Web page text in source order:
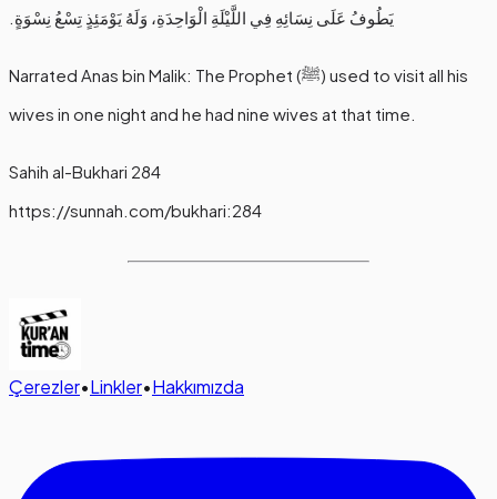
يَطُوفُ عَلَى نِسَائِهِ فِي اللَّيْلَةِ الْوَاحِدَةِ، وَلَهُ يَوْمَئِذٍ تِسْعُ نِسْوَةٍ‏.‏
Narrated Anas bin Malik: The Prophet (ﷺ) used to visit all his
wives in one night and he had nine wives at that time.
Sahih al-Bukhari 284
https://sunnah.com/bukhari:284
Çerezler•Linkler•Hakkımızda